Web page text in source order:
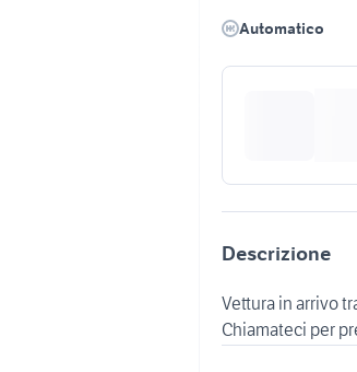
Automatico
Descrizione
Vettura in arrivo
Chiamateci per